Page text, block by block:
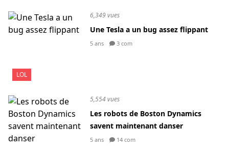
LOL
6,349 vues
Une Tesla a un bug assez flippant
5 ans 3 com
5,554 vues
Les robots de Boston Dynamics
savent maintenant danser
5 ans 14 com